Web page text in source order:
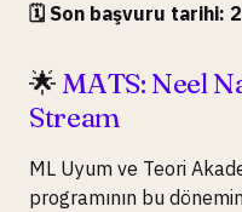
🗓️ Son başvuru tarihi:
🌟MATS: Neel
Stream
ML Uyum ve Teori
programının bu